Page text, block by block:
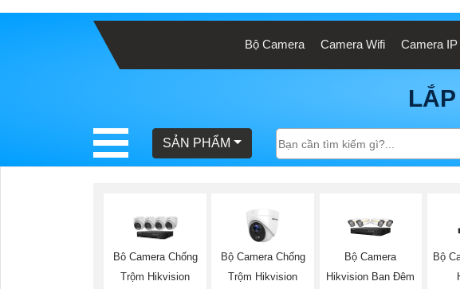
Bộ Camera Camera Wifi Camera IP
SẢN PHẨM
Bô Camera Chống
Trộm Hikvision
Bộ Camera Chống
Trộm Hikvision
Bộ Camera
Hikvision Ban Đêm
Bộ